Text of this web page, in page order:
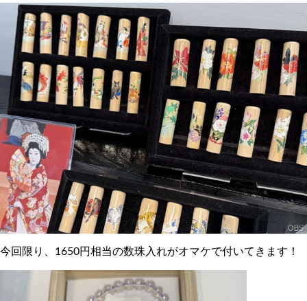
今回限り、1650円相当の数珠入れがオマケで付いてきます！